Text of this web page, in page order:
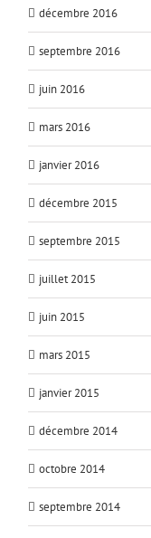
décembre 2016
septembre 2016
juin 2016
mars 2016
janvier 2016
décembre 2015
septembre 2015
juillet 2015
juin 2015
mars 2015
janvier 2015
décembre 2014
octobre 2014
septembre 2014